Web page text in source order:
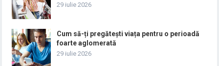
29 iulie 2026
Cum să-ți pregătești viața pentru o perioadă
foarte aglomerată
29 iulie 2026